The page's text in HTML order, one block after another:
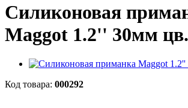
Силиконовая
Maggot 1.2'' 30мм
Код товара: 000292